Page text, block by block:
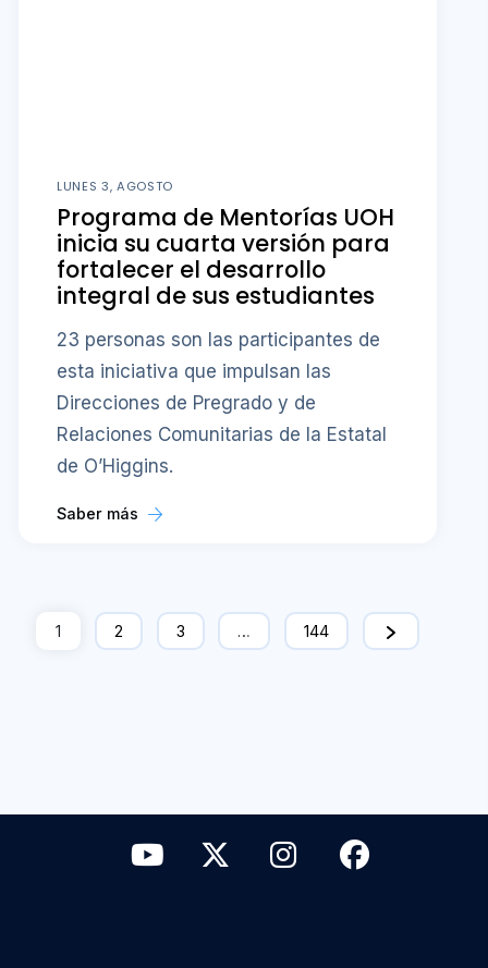
LUNES 3, AGOSTO
Programa de Mentorías UOH
inicia su cuarta versión para
fortalecer el desarrollo
integral de sus estudiantes
23 personas son las participantes de
esta iniciativa que impulsan las
Direcciones de Pregrado y de
Relaciones Comunitarias de la Estatal
de O’Higgins.
Saber más
1 2 3 … 144